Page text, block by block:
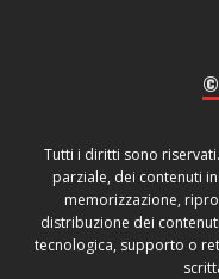
©
Tutti i diritti sono
parziale, dei contenuti
memorizzazione,
distribuzione dei
tecnologica, supporto o